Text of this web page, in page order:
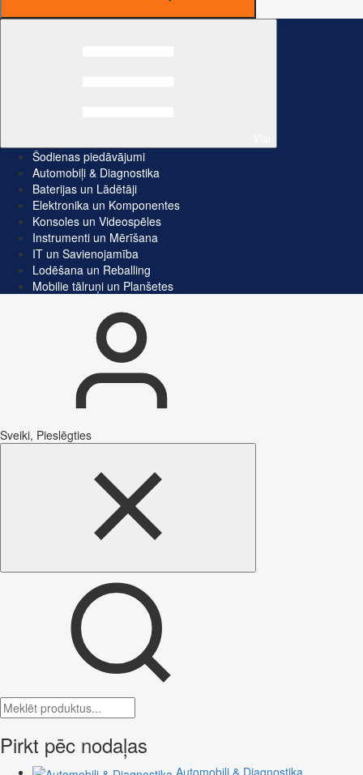
Šodienas piedāvājumi
Automobiļi & Diagnostika
Baterijas un Lādētāji
Elektronika un Komponentes
Konsoles un Videospēles
Instrumenti un Mērīšana
IT un Savienojamība
Lodēšana un Reballing
Mobilie tālruņi un Planšetes
Sveiki, Pieslēgties
Pirkt pēc nodaļas